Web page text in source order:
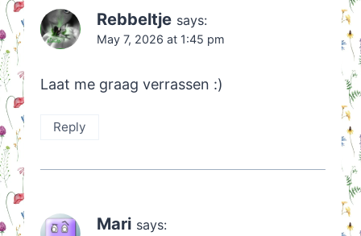
Rebbeltje says:
May 7, 2026 at 1:45 pm
Laat me graag verrassen :)
Reply
Mari says: